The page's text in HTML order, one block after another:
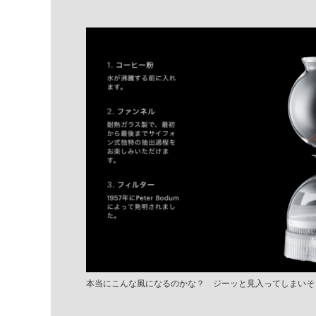
本当にこんな風になるのかな？ ジーッと見入ってしまい